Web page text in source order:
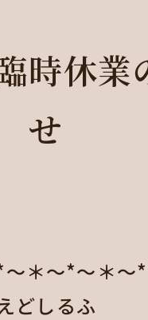
時休業
せ
＊～*～＊～
どしるふ